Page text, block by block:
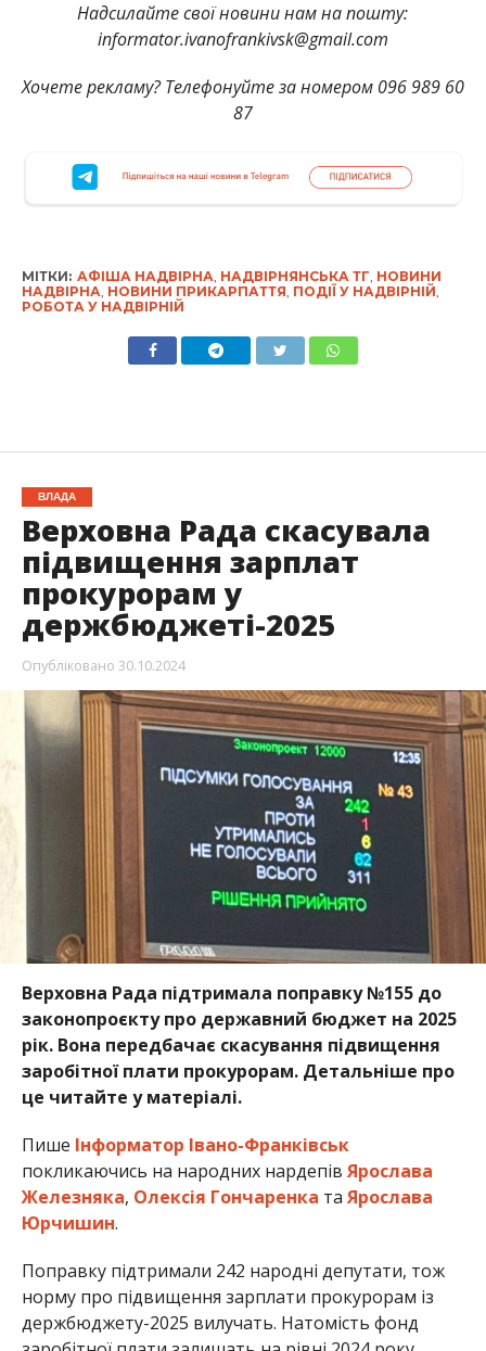
Надсилайте свої новини нам на пошту:
informator.ivanofrankivsk@gmail.com
Хочете рекламу? Телефонуйте за номером 096 989 60
87
МІТКИ: АФІША НАДВІРНА НАДВІРНЯНСЬКА ТГ НОВИНИ
НАДВІРНА НОВИНИ ПРИКАРПАТТЯ ПОДІЇ У НАДВІРНІЙ
РОБОТА У НАДВІРНІЙ
ВЛАДА
Верховна Рада скасувала
підвищення зарплат
прокурорам у
держбюджеті-2025
Опубліковано 30.10.2024
Верховна Рада підтримала поправку №155 до
законопроєкту про державний бюджет на 2025
рік. Вона передбачає скасування підвищення
заробітної плати прокурорам. Детальніше про
це читайте у матеріалі.
Пише Інформатор Івано-Франківськ
покликаючись на народних нардепів Ярослава
Железняка, Олексія Гончаренка та Ярослава
Юрчишин.
Поправку підтримали 242 народні депутати, тож
норму про підвищення зарплати прокурорам із
держбюджету-2025 вилучать. Натомість фонд